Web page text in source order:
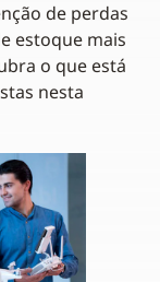
de perdas
estoque mais
o que está
nesta